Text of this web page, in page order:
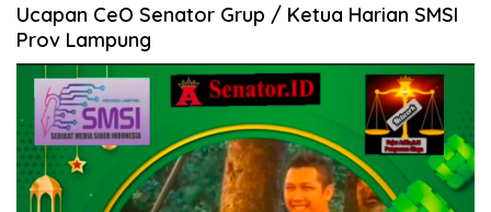
Ucapan CeO Senator Grup / Ketua Harian SMSI
Prov Lampung